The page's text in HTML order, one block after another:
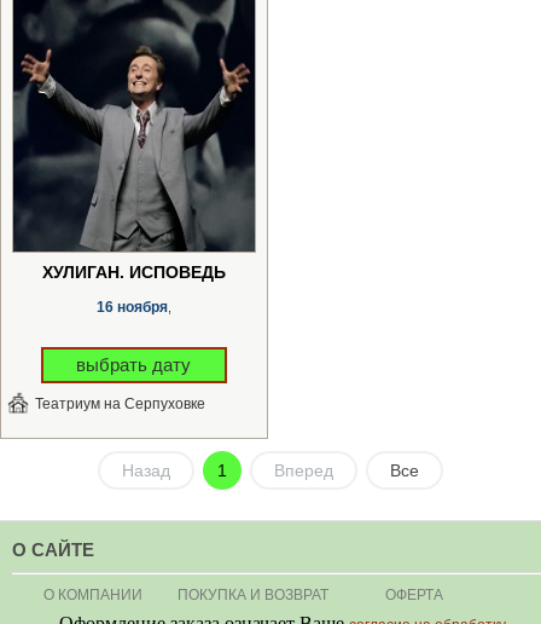
ХУЛИГАН. ИСПОВЕДЬ
16 ноября,
выбрать дату
Театриум на Серпуховке
Назад 1 Вперед Все
О САЙТЕ
О КОМПАНИИ ПОКУПКА И ВОЗВРАТ ОФЕРТА